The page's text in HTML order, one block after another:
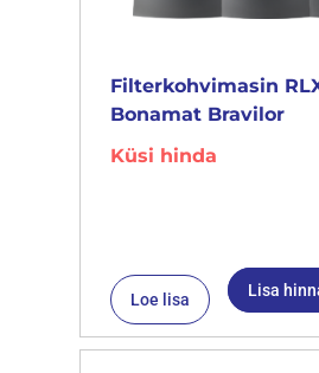
Filterkohvimasin
Bonamat Bravilor
Küsi hinda
Loe lisa Lisa